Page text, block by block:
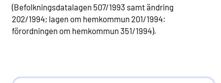
(Befolkningsdatalagen 507/1993 samt ändring
202/1994; lagen om hemkommun 201/1994:
förordningen om hemkommun 351/1994).